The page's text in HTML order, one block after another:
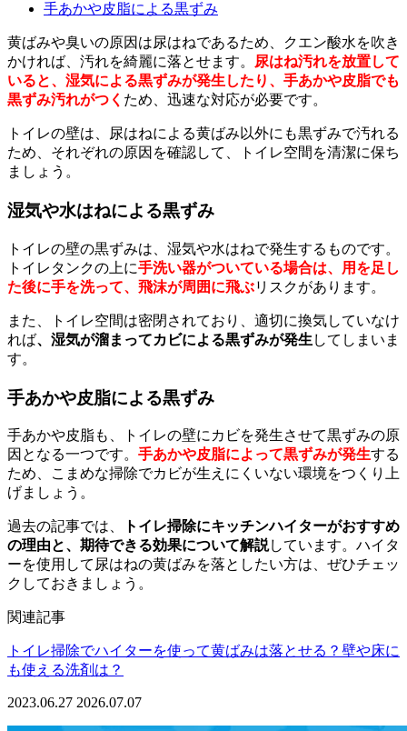
手あかや皮脂による黒ずみ
黄ばみや臭いの原因は尿はねであるため、クエン酸水を吹き
かければ、汚れを綺麗に落とせます。 尿はね汚れを放置して
いると、湿気による黒ずみが発生したり、手あかや皮脂でも
黒ずみ汚れがつく ため、迅速な対応が必要です。
トイレの壁は、尿はねによる黄ばみ以外にも黒ずみで汚れる
ため、それぞれの原因を確認して、トイレ空間を清潔に保ち
ましょう。
湿気や水はねによる黒ずみ
トイレの壁の黒ずみは、湿気や水はねで発生するものです。
トイレタンクの上に手洗い器がついている場合は、用を足し
た後に手を洗って、飛沫が周囲に飛ぶリスクがあります。
また、トイレ空間は密閉されており、適切に換気していなけ
れば、湿気が溜まってカビによる黒ずみが発生 してしまいま
す。
手あかや皮脂による黒ずみ
手あかや皮脂も、トイレの壁にカビを発生させて黒ずみの原
因となる一つです。 手あかや皮脂によって黒ずみが発生する
ため、こまめな掃除でカビが生えにくいない環境をつくり上
げましょう。
過去の記事では、
トイレ掃除にキッチンハイターがおすすめ
の理由と、期待できる効果について解説しています。ハイタ
ーを使用して尿はねの黄ばみを落としたい方は、ぜひチェッ
クしておきましょう。
関連記事
トイレ掃除でハイターを使って黄ばみは落とせる？壁や床に
も使える洗剤は？
2023.06.27 2026.07.07